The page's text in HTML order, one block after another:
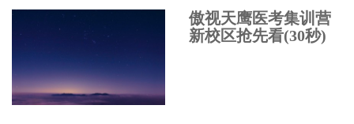
傲视天鹰医考集训营
新校区抢先看(30秒)